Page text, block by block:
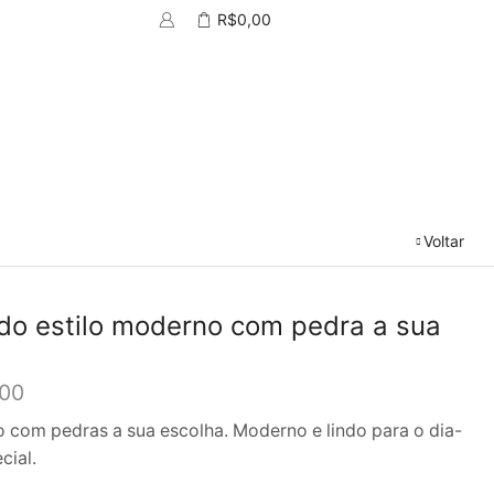
R$0,00
Voltar
estilo moderno com pedra a sua
pedras a sua escolha. Moderno e lindo para o dia-